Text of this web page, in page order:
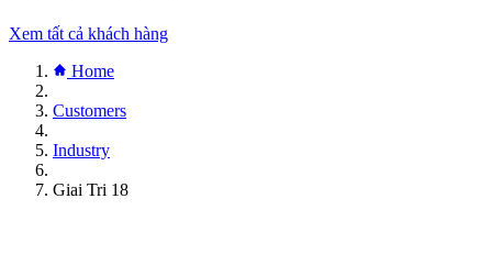
Xem tất cả khách hàng
Home
Customers
Industry
Giai Tri 18